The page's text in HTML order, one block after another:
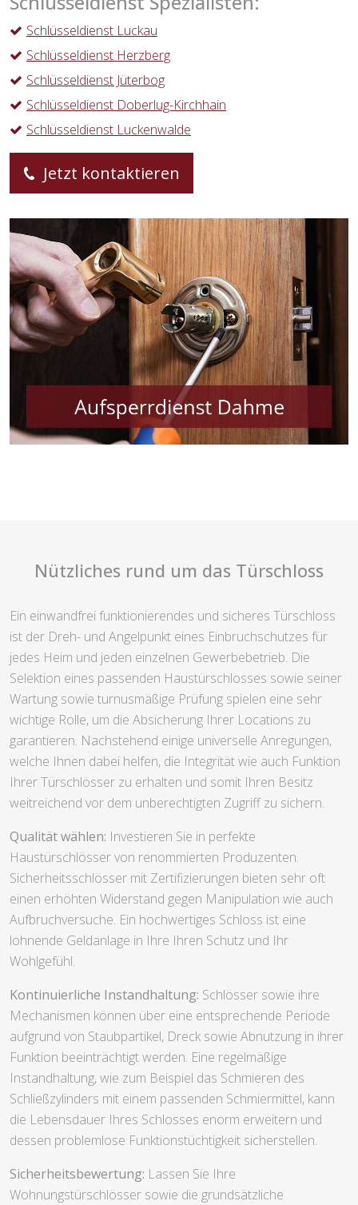
Schlüsseldienst Luckau
Schlüsseldienst Herzberg
Schlüsseldienst Jüterbog
Schlüsseldienst Doberlug-Kirchhain
Schlüsseldienst Luckenwalde
Jetzt kontaktieren
Nützliches rund um das Türschloss
Ein einwandfrei funktionierendes und sicheres Türschloss
ist der Dreh- und Angelpunkt eines Einbruchschutzes für
jedes Heim und jeden einzelnen Gewerbebetrieb. Die
Selektion eines passenden Haustürschlosses sowie seiner
Wartung sowie turnusmäßige Prüfung spielen eine sehr
wichtige Rolle, um die Absicherung Ihrer Locations zu
garantieren. Nachstehend einige universelle Anregungen,
welche Ihnen dabei helfen, die Integrität wie auch Funktion
Ihrer Türschlösser zu erhalten und somit Ihren Besitz
weitreichend vor dem unberechtigten Zugriff zu sichern.
Qualität wählen: Investieren Sie in perfekte
Haustürschlösser von renommierten Produzenten.
Sicherheitsschlösser mit Zertifizierungen bieten sehr oft
einen erhöhten Widerstand gegen Manipulation wie auch
Aufbruchversuche. Ein hochwertiges Schloss ist eine
lohnende Geldanlage in Ihre Ihren Schutz und Ihr
Wohlgefühl.
Kontinuierliche Instandhaltung: Schlösser sowie ihre
Mechanismen können über eine entsprechende Periode
aufgrund von Staubpartikel, Dreck sowie Abnutzung in ihrer
Funktion beeinträchtigt werden. Eine regelmäßige
Instandhaltung, wie zum Beispiel das Schmieren des
Schließzylinders mit einem passenden Schmiermittel, kann
die Lebensdauer Ihres Schlosses enorm erweitern und
dessen problemlose Funktionstüchtigkeit sicherstellen.
Sicherheitsbewertung: Lassen Sie Ihre
Wohnungstürschlösser sowie die grundsätzliche